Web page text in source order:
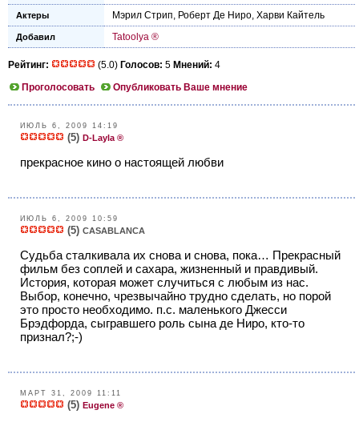
Актеры Мэрил Стрип, Роберт Де Ниро, Харви Кайтель
Добавил Tatoolya ®
Рейтинг: (5.0) Голосов: 5 Мнений: 4
Проголосовать
Опубликовать Ваше мнение
ИЮЛЬ 6, 2009 14:19
(5) D-Layla ®
прекрасное кино о настоящей любви
ИЮЛЬ 6, 2009 10:59
(5) CASABLANCA
Судьба сталкивала их снова и снова, пока… Прекрасный
фильм без соплей и сахара, жизненный и правдивый.
История, которая может случиться с любым из нас.
Выбор, конечно, чрезвычайно трудно сделать, но порой
это просто необходимо. п.с. маленького Джесси
Брэдфорда, сыгравшего роль сына де Ниро, кто-то
признал?;-)
МАРТ 31, 2009 11:11
(5) Eugene ®